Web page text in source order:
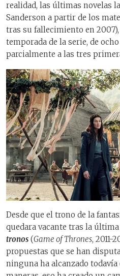
realidad, las últimas novelas
Sanderson a partir de los
tras su fallecimiento en
temporada de la serie, de
parcialmente a las tres
Desde que el trono de la
quedara vacante tras la
tronos (Game of Thrones, 2011-
propuestas que se han
ninguna ha alcanzado todavía